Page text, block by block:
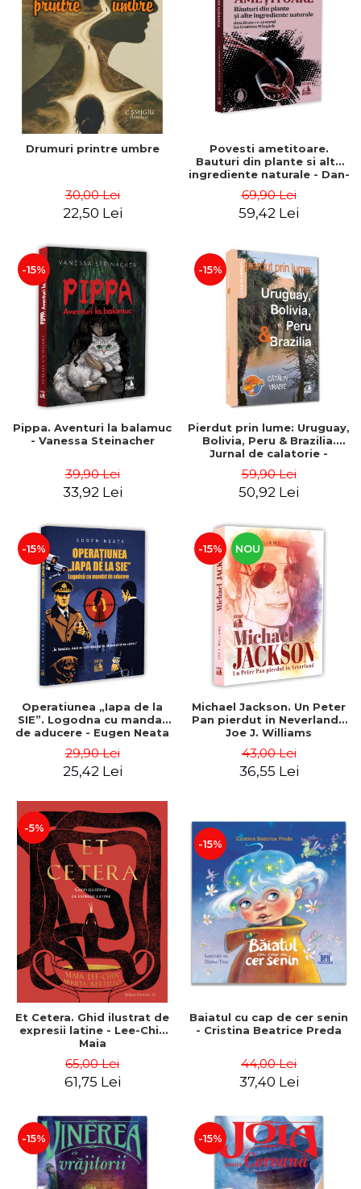
Drumuri printre umbre
30,00 Lei
22,50 Lei
Povesti ametitoare.
Bauturi din plante si alte
ingrediente naturale - Dan-
69,90 Lei
59,42 Lei
-15%
Pippa. Aventuri la balamuc
- Vanessa Steinacher
39,90 Lei
33,92 Lei
-15%
Pierdut prin lume: Uruguay,
Bolivia, Peru & Brazilia.
Jurnal de calatorie -
59,90 Lei
50,92 Lei
-15%
Operatiunea „Iapa de la
SIE”. Logodna cu mandat
de aducere - Eugen Neata
29,90 Lei
25,42 Lei
-15% NOU
Michael Jackson. Un Peter
Pan pierdut in Neverland -
Joe J. Williams
43,00 Lei
36,55 Lei
-5%
Et Cetera. Ghid ilustrat de
expresii latine - Lee-Chin
Maia
65,00 Lei
61,75 Lei
-15%
Baiatul cu cap de cer senin
- Cristina Beatrice Preda
44,00 Lei
37,40 Lei
-15% -15%